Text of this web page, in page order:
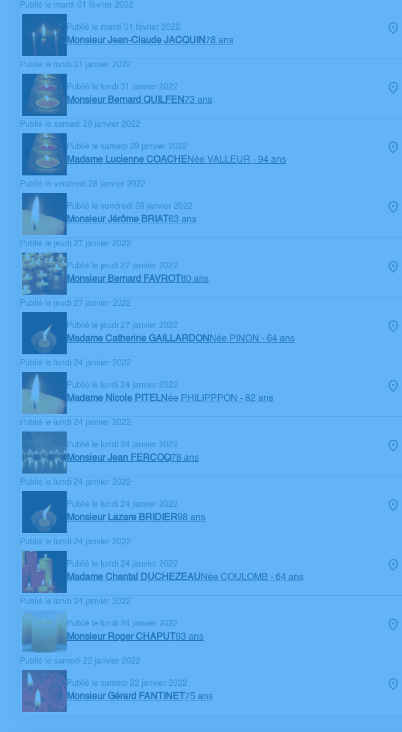
Publié le mardi 01 février 2022
Publié le mardi 01 février 2022
Monsieur Jean-Claude JACQUIN78 ans
Publié le lundi 31 janvier 2022
Publié le lundi 31 janvier 2022
Monsieur Bernard QUILFEN73 ans
Publié le samedi 29 janvier 2022
Publié le samedi 29 janvier 2022
Madame Lucienne COACHENée VALLEUR - 94 ans
Publié le vendredi 28 janvier 2022
Publié le vendredi 28 janvier 2022
Monsieur Jérôme BRIAT 63 ans
Publié le jeudi 27 janvier 2022
Publié le jeudi 27 janvier 2022
Monsieur Bernard FAVROT 80 ans
Publié le jeudi 27 janvier 2022
Publié le jeudi 27 janvier 2022
Madame Catherine GAILLARDONNée PINON - 64 ans
Publié le lundi 24 janvier 2022
Publié le lundi 24 janvier 2022
Madame Nicole PITELNée PHILIPPPON - 82 ans
Publié le lundi 24 janvier 2022
Publié le lundi 24 janvier 2022
Monsieur Jean FERCOQ78 ans
Publié le lundi 24 janvier 2022
Publié le lundi 24 janvier 2022
Monsieur Lazare BRIDIER98 ans
Publié le lundi 24 janvier 2022
Publié le lundi 24 janvier 2022
Madame Chantal DUCHEZEAUNée COULOMB - 64 ans
Publié le lundi 24 janvier 2022
Publié le lundi 24 janvier 2022
Monsieur Roger CHAPUT 93 ans
Publié le samedi 22 janvier 2022
Publié le samedi 22 janvier 2022
Monsieur Gérard FANTINET 75 ans